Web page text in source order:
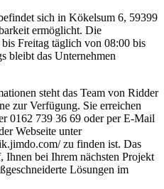
sich in Kökelsum 6, 59399
ermöglicht. Die
Freitag täglich von 08:00 bis
bleibt das Unternehmen
steht das Team von Ridder
zur Verfügung. Sie erreichen
0162 739 36 69 oder per E-Mail
Webseite unter
zu finden ist. Das
Ihnen bei Ihrem nächsten Projekt
Lösungen im